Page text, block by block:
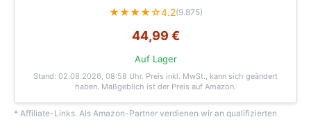
★★★★☆4.2(9.875)
44,99 €
Auf Lager
Stand: 02.08.2026, 08:58 Uhr. Preis inkl. MwSt., kann sich geändert
haben. Maßgeblich ist der Preis auf Amazon.
* Affiliate-Links. Als Amazon-Partner verdienen wir an qualifizierten